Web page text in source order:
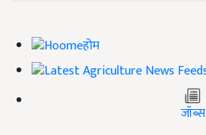
होम
जॉब्स